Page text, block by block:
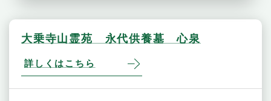
大乗寺山霊苑 永代供養墓 心泉
詳しくはこちら